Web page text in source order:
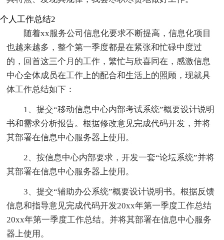
个人工作总结2
随着xx服务公司信息化要求不断提高，信息化项目
也越来越多，整个第一季度都是在紧张和忙碌中度过
的，回首这三个月的工作，繁忙与欣喜同在，感激信息
中心全体成员在工作上的配合和生活上的照顾，现就具
体工作总结如下：
1、提交“移动信息中心内部考试系统”概要设计说明
书和需求分析报告。根据修改意见完成代码开发，并将
其部署在信息中心服务器上使用。
2、按信息中心内部要求，开发一套“论坛系统”并将
其部署在信息中心服务器上使用。
3、提交“辅助办公系统”概要设计说明书。根据反馈
信息和指导意见完成代码开发20xx年第一季度工作总结
20xx年第一季度工作总结。并将其部署在信息中心服务
器上使用。